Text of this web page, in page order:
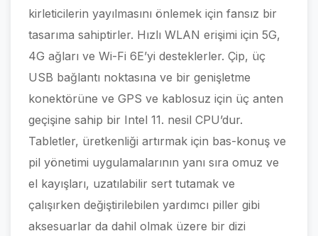
kirleticilerin yayılmasını önlemek için fansız bir
tasarıma sahiptirler. Hızlı WLAN erişimi için 5G,
4G ağları ve Wi-Fi 6E’yi desteklerler. Çip, üç
USB bağlantı noktasına ve bir genişletme
konektörüne ve GPS ve kablosuz için üç anten
geçişine sahip bir Intel 11. nesil CPU’dur.
Tabletler, üretkenliği artırmak için bas-konuş ve
pil yönetimi uygulamalarının yanı sıra omuz ve
el kayışları, uzatılabilir sert tutamak ve
çalışırken değiştirilebilen yardımcı piller gibi
aksesuarlar da dahil olmak üzere bir dizi